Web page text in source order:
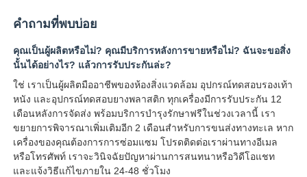
คำถามที่พบบ่อย
คุณเป็นผู้ผลิตหรือไม่? คุณมีบริการหลังการขายหรือไม่? ฉันจะขอสิ่ง
นั้นได้อย่างไร? แล้วการรับประกันล่ะ?
ใช่ เราเป็นผู้ผลิตมืออาชีพของห้องสิ่งแวดล้อม อุปกรณ์ทดสอบรองเท้า
หนัง และอุปกรณ์ทดสอบยางพลาสติก ทุกเครื่องมีการรับประกัน 12
เดือนหลังการจัดส่ง พร้อมบริการบำรุงรักษาฟรีในช่วงเวลานี้ เรา
ขยายการพิจารณาเพิ่มเติมอีก 2 เดือนสำหรับการขนส่งทางทะเล หาก
เครื่องของคุณต้องการการซ่อมแซม โปรดติดต่อเราผ่านทางอีเมล
หรือโทรศัพท์ เราจะวินิจฉัยปัญหาผ่านการสนทนาหรือวิดีโอแชท
และแจ้งวิธีแก้ไขภายใน 24-48 ชั่วโมง